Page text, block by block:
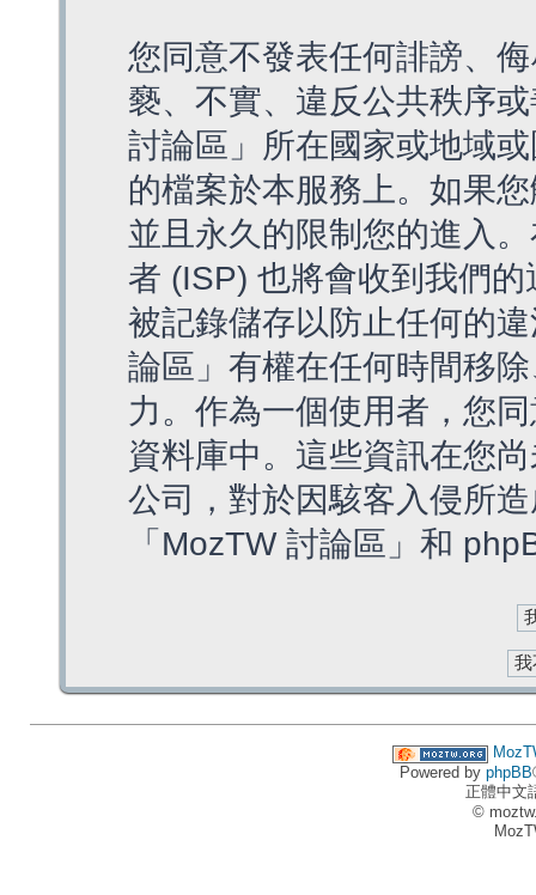
您同意不發表任何誹謗、
褻、不實、違反公共秩序
討論區」所在國家或地域
的檔案於本服務上。如果
並且永久的限制您的進入
者 (ISP) 也將會收到我們
被記錄儲存以防止任何的
論區」有權在任何時間移
力。作為一個使用者，您
資料庫中。這些資訊在您
公司，對於因駭客入侵所
「MozTW 討論區」和
Powered by phpBB
正體中文
©